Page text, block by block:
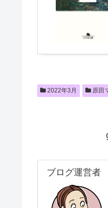
2022年3月 原田
ブログ運営者